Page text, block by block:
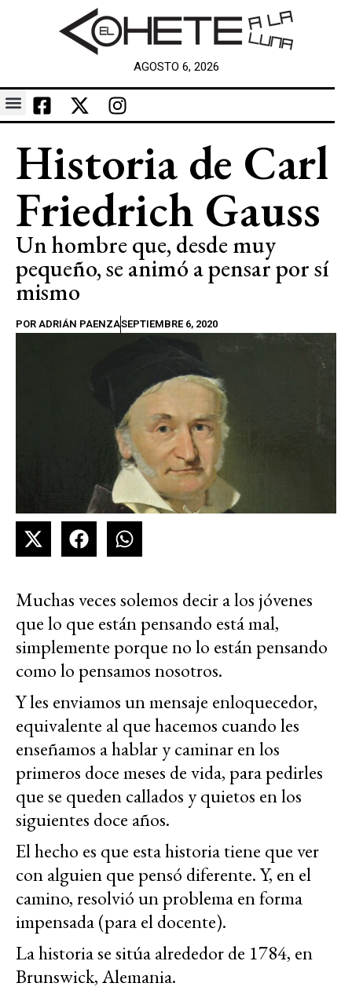
AGOSTO 6, 2026
Historia de Carl
Friedrich Gauss
Un hombre que, desde muy
pequeño, se animó a pensar por sí
mismo
POR ADRIÁN PAENZASEPTIEMBRE 6, 2020
Muchas veces solemos decir a los jóvenes
que lo que están pensando está mal,
simplemente porque no lo están pensando
como lo pensamos nosotros.
Y les enviamos un mensaje enloquecedor,
equivalente al que hacemos cuando les
enseñamos a hablar y caminar en los
primeros doce meses de vida, para pedirles
que se queden callados y quietos en los
siguientes doce años.
El hecho es que esta historia tiene que ver
con alguien que pensó diferente. Y, en el
camino, resolvió un problema en forma
impensada (para el docente).
La historia se sitúa alrededor de 1784, en
Brunswick, Alemania.